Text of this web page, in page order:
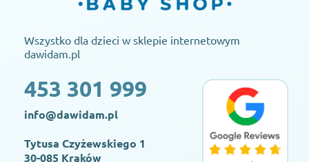
Wszystko dla dzieci w sklepie internetowym
dawidam.pl
453 301 999
info@dawidam.pl
Tytusa Czyżewskiego 1
30-085 Kraków